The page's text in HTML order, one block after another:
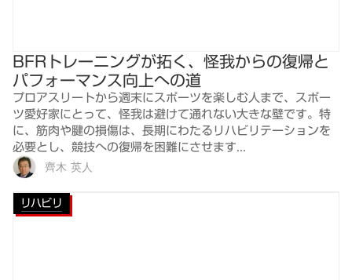
BFRトレーニングが拓く、怪我からの復帰と
パフォーマンス向上への道
プロアスリートから週末にスポーツを楽しむ人まで、スポー
ツ愛好家にとって、怪我は避けて通れない大きな壁です。特
に、筋肉や腱の損傷は、長期にわたるリハビリテーションを
必要とし、競技への復帰を困難にさせます...
齊木 英人
リハビリ